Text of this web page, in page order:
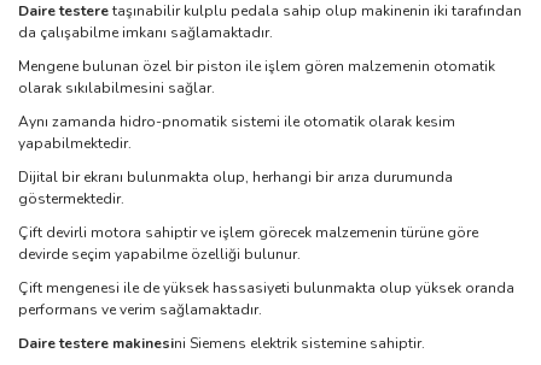
Daire testeretaşınabilir kulplu pedala sahip olup makinenin iki tarafından
da çalışabilme imkanı sağlamaktadır.
Mengene bulunan özel bir piston ile işlem gören malzemenin otomatik
olarak sıkılabilmesini sağlar.
Aynı zamanda hidro-pnomatik sistemi ile otomatik olarak kesim
yapabilmektedir.
Dijital bir ekranı bulunmakta olup, herhangi bir arıza durumunda
göstermektedir.
Çift devirli motora sahiptir ve işlem görecek malzemenin türüne göre
devirde seçim yapabilme özelliği bulunur.
Çift mengenesi ile de yüksek hassasiyeti bulunmakta olup yüksek oranda
performans ve verim sağlamaktadır.
Daire testere makinesini Siemens elektrik sistemine sahiptir.